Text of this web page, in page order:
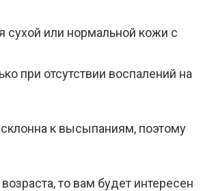
сухой или нормальной кожи с
при отсутствии воспалений на
к высыпаниям, поэтому
то вам будет интересен